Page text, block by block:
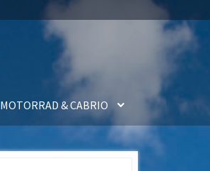
MOTORRAD & CABRIO